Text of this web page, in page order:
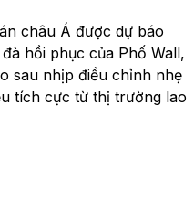
châu Á được dự báo
hồi phục của Phố Wall,
sau nhịp điều chỉnh nhẹ
tích cực từ thị trường lao